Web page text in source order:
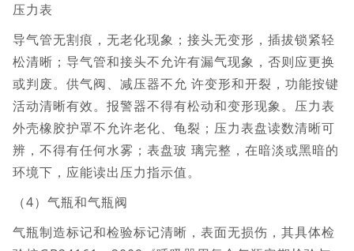
压力表
导气管无割痕，无老化现象；接头无变形，插拔锁紧轻
松清晰；导气管和接头不允许有漏气现象，否则应更换
或判废。供气阀、减压器不允 许变形和开裂，功能按键
活动清晰有效。报警器不得有松动和变形现象。压力表
外壳橡胶护罩不允许老化、龟裂；压力表盘读数清晰可
辨，不得有任何水雾；表盘玻 璃完整，在暗淡或黑暗的
环境下，应能读出压力指示值。
（4）气瓶和气瓶阀
气瓶制造标记和检验标记清晰，表面无损伤，其具体检